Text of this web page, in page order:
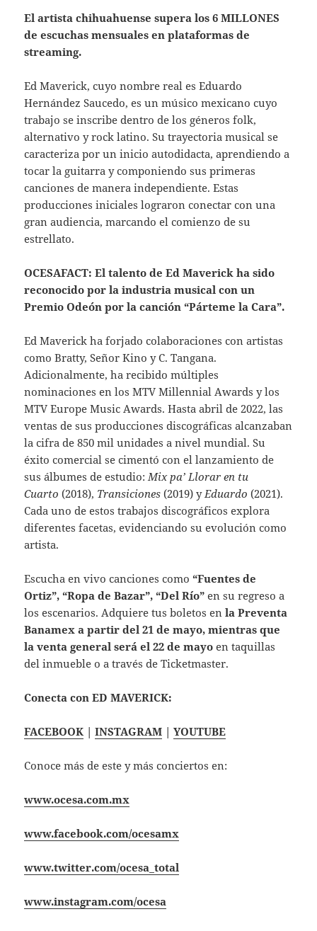
El artista chihuahuense supera los 6 MILLONES
de escuchas mensuales en plataformas de
streaming.
Ed Maverick, cuyo nombre real es Eduardo
Hernández Saucedo, es un músico mexicano cuyo
trabajo se inscribe dentro de los géneros folk,
alternativo y rock latino. Su trayectoria musical se
caracteriza por un inicio autodidacta, aprendiendo a
tocar la guitarra y componiendo sus primeras
canciones de manera independiente. Estas
producciones iniciales lograron conectar con una
gran audiencia, marcando el comienzo de su
estrellato.
OCESAFACT: El talento de Ed Maverick ha sido
reconocido por la industria musical con un
Premio Odeón por la canción “Párteme la Cara”.
Ed Maverick ha forjado colaboraciones con artistas
como Bratty, Señor Kino y C. Tangana.
Adicionalmente, ha recibido múltiples
nominaciones en los MTV Millennial Awards y los
MTV Europe Music Awards. Hasta abril de 2022, las
ventas de sus producciones discográficas alcanzaban
la cifra de 850 mil unidades a nivel mundial. Su
éxito comercial se cimentó con el lanzamiento de
sus álbumes de estudio: Mix pa’ Llorar en tu
Cuarto (2018), Transiciones (2019) y Eduardo (2021).
Cada uno de estos trabajos discográficos explora
diferentes facetas, evidenciando su evolución como
artista.
Escucha en vivo canciones como“Fuentes de
Ortiz”, “Ropa de Bazar”, “Del Río”en su regreso a
los escenarios. Adquiere tus boletos enla Preventa
Banamex a partir del 21 de mayo, mientras que
la venta general será el 22 de mayoen taquillas
del inmueble o a través de Ticketmaster.
Conecta con ED MAVERICK:
FACEBOOK |INSTAGRAM |YOUTUBE
Conoce más de este y más conciertos en:
www.ocesa.com.mx
www.facebook.com/ocesamx
www.twitter.com/ocesa_total
www.instagram.com/ocesa